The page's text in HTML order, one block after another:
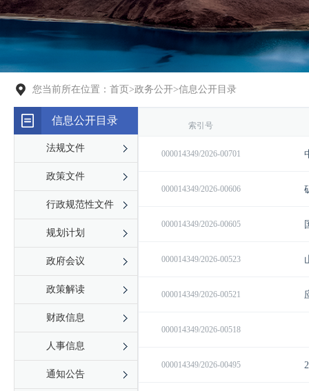
您当前所在位置： 首页 >政务公开>信息公开目录
信息公开目录
法规文件
政策文件
行政规范性文件
规划计划
政府会议
政策解读
财政信息
人事信息
通知公告